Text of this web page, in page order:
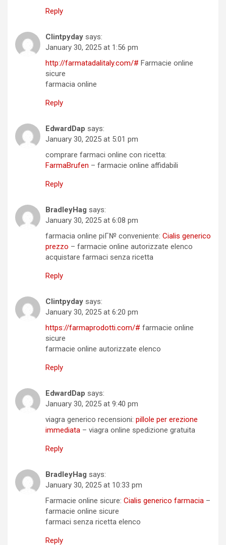
Reply
Clintpyday says:
January 30, 2025 at 1:56 pm
http://farmatadalitaly.com/# Farmacie online
sicure
farmacia online
Reply
EdwardDap says:
January 30, 2025 at 5:01 pm
comprare farmaci online con ricetta:
FarmaBrufen – farmacie online affidabili
Reply
BradleyHag says:
January 30, 2025 at 6:08 pm
farmacia online piГ№ conveniente: Cialis generico
prezzo – farmacie online autorizzate elenco
acquistare farmaci senza ricetta
Reply
Clintpyday says:
January 30, 2025 at 6:20 pm
https://farmaprodotti.com/# farmacie online
sicure
farmacie online autorizzate elenco
Reply
EdwardDap says:
January 30, 2025 at 9:40 pm
viagra generico recensioni: pillole per erezione
immediata – viagra online spedizione gratuita
Reply
BradleyHag says:
January 30, 2025 at 10:33 pm
Farmacie online sicure: Cialis generico farmacia –
farmacie online sicure
farmaci senza ricetta elenco
Reply